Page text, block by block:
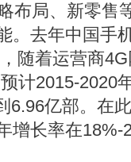
布局、新零售
。去年中国手
随着运营商
计2015-2020
6.96亿部。在
增长率在18%-